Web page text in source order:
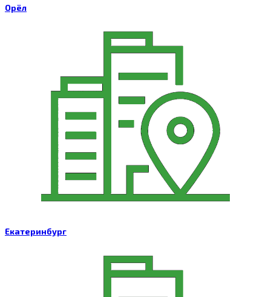
Орёл
Екатеринбург